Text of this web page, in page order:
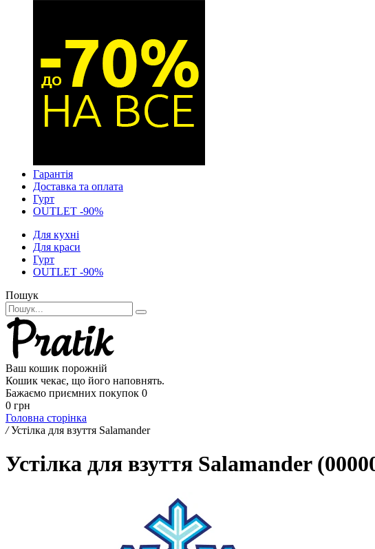
Гарантія
Доставка та оплата
Гурт
OUTLET -90%
Для кухні
Для краси
Гурт
OUTLET -90%
Пошук
Ваш кошик порожній
Кошик чекає, що його наповнять.
Бажаємо приємних покупок 0
0 грн
Головна сторінка
/ Устілка для взуття Salamander
Устілка для взуття Salamander